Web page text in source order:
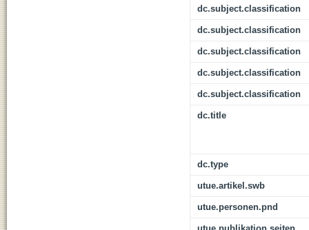
dc.subject.classification
dc.subject.classification
dc.subject.classification
dc.subject.classification
dc.subject.classification
dc.title
dc.type
utue.artikel.swb
utue.personen.pnd